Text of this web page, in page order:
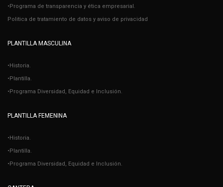
•Programa de transparencia y ética empresarial.
Politica de tratamiento de datos y aviso de privacidad
PLANTILLA MASCULINA
•Historia.
•Plantilla.
•Programa Diversidad, Equidad e Inclusión.
PLANTILLA FEMENINA
•Historia.
•Plantilla.
•Programa Diversidad, Equidad e Inclusión.